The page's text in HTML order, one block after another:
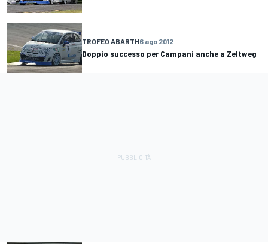
TROFEO ABARTH6 ago 2012
Doppio successo per Campani anche a Zeltweg